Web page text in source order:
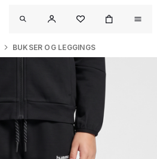
BUKSER OG LEGGINGS